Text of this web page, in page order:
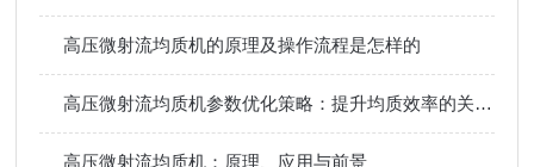
高压微射流均质机的原理及操作流程是怎样的
高压微射流均质机参数优化策略：提升均质效率的关键技巧
高压微射流均质机：原理、应用与前景